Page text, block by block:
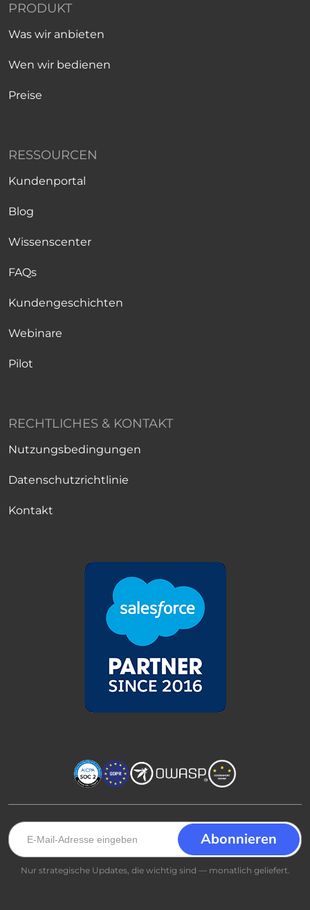
PRODUKT
Was wir anbieten
Wen wir bedienen
Preise
RESSOURCEN
Kundenportal
Blog
Wissenscenter
FAQs
Kundengeschichten
Webinare
Pilot
RECHTLICHES & KONTAKT
Nutzungsbedingungen
Datenschutzrichtlinie
Kontakt
Nur strategische Updates, die wichtig sind — monatlich geliefert.